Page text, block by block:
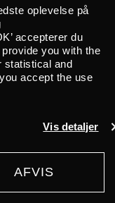
oplevelse på
accepterer du
you with the
statistical and
accept the use
Vis detaljer
AFVIS
rum”
Sun Ra